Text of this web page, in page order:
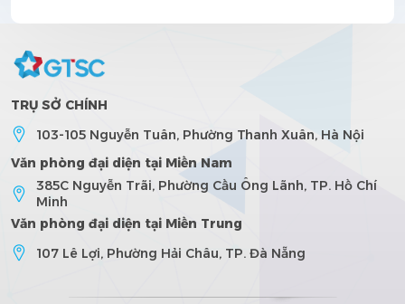
TRỤ SỞ CHÍNH
103-105 Nguyễn Tuân, Phường Thanh Xuân, Hà Nội
Văn phòng đại diện tại Miền Nam
385C Nguyễn Trãi, Phường Cầu Ông Lãnh, TP. Hồ Chí
Minh
Văn phòng đại diện tại Miền Trung
107 Lê Lợi, Phường Hải Châu, TP. Đà Nẵng